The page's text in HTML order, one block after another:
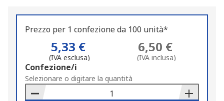
Prezzo per 1 confezione da 100 unità*
5,33 €
(IVA esclusa)
6,50 €
(IVA inclusa)
Add
to
Basket
Confezione/i
Selezionare o digitare la quantità